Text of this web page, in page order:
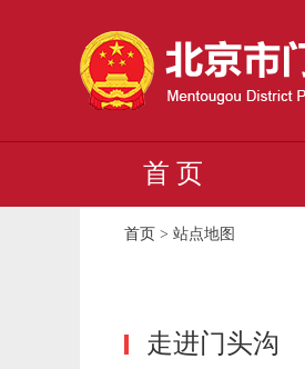
首 页
首页 >站点地图
走进门头沟